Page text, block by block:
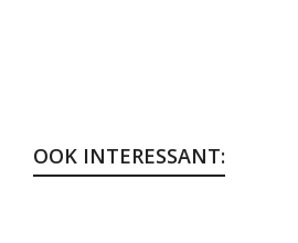
OOK INTERESSANT: